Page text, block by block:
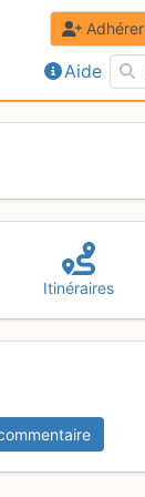
Aide
Adhérer
Itinéraires